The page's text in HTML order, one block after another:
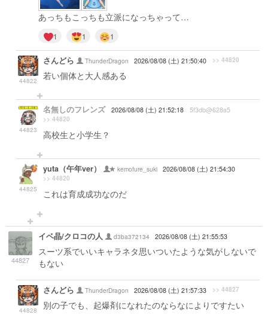
あっちもこっちも立派になっちゃって…
1 1 1
44822
さんどら ThunderDragon 2026/08/08 (土) 21:50:40 >> 44820
若い個体と大人感ある
44823
名無しのフレンズ 2026/08/08 (土) 21:52:18 5f3db@628a5
>> 44820
高校生と小学生？
44825
yuta（午年ver） kemofure_suki 2026/08/08 (土) 21:54:30
>> 44820
これは育成成功なのだ
44827
イベ晶/クロコの人 d3ba372134 2026/08/08 (土) 21:55:53
スーツ系でいいキャラネタ思いついたような気がしないで
もない
44828
さんどら ThunderDragon 2026/08/08 (土) 21:57:33 >> 44827
別の子でも、起爆剤になれたのならなによりですたい